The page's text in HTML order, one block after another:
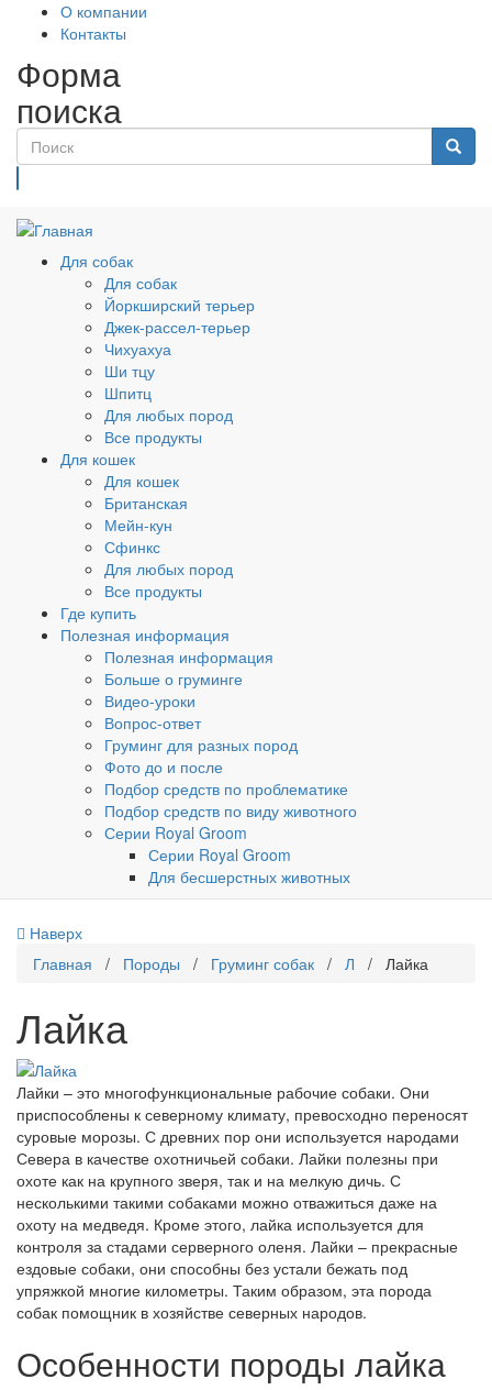
О компании
Контакты
Форма
поиска
Для собак
Для собак
Йоркширский терьер
Джек-рассел-терьер
Чихуахуа
Ши тцу
Шпитц
Для любых пород
Все продукты
Для кошек
Для кошек
Британская
Мейн-кун
Сфинкс
Для любых пород
Все продукты
Где купить
Полезная информация
Полезная информация
Больше о груминге
Видео-уроки
Вопрос-ответ
Груминг для разных пород
Фото до и после
Подбор средств по проблематике
Подбор средств по виду животного
Серии Royal Groom
Серии Royal Groom
Для бесшерстных животных
Наверх
Главная / Породы / Груминг собак / Л / Лайка
Лайка
Лайки – это многофункциональные рабочие собаки. Они
приспособлены к северному климату, превосходно переносят
суровые морозы. С древних пор они используется народами
Севера в качестве охотничьей собаки. Лайки полезны при
охоте как на крупного зверя, так и на мелкую дичь. С
несколькими такими собаками можно отважиться даже на
охоту на медведя. Кроме этого, лайка используется для
контроля за стадами серверного оленя. Лайки – прекрасные
ездовые собаки, они способны без устали бежать под
упряжкой многие километры. Таким образом, эта порода
собак помощник в хозяйстве северных народов.
Особенности породы лайка